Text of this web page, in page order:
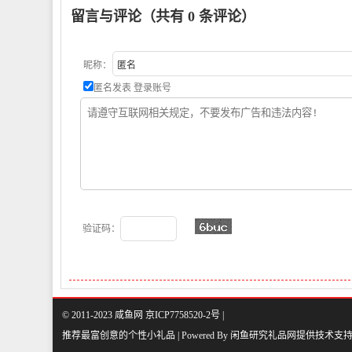
留言与评论（共有 0 条评论）
昵称：
匿名发表 登录账号
验证码：
© 2011-2023 咸鱼网 京ICP7758520-2号 |
推荐最富创意的个性小礼品 | Powered By 闲鱼研究礼品网提供技术支持